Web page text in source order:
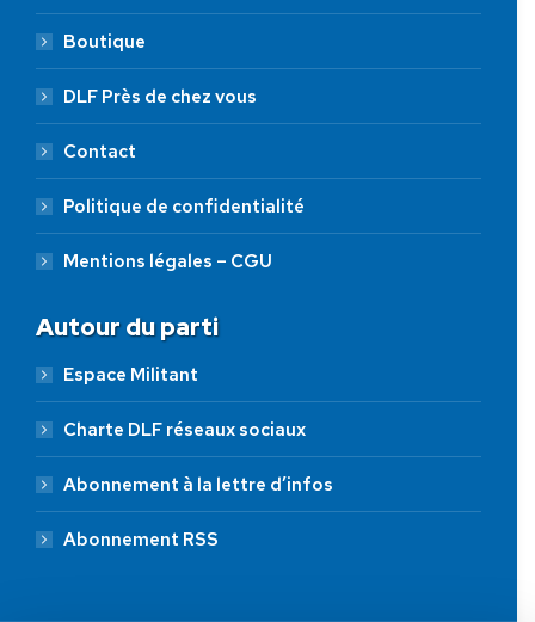
Boutique
DLF Près de chez vous
Contact
Politique de confidentialité
Mentions légales – CGU
Autour du parti
Espace Militant
Charte DLF réseaux sociaux
Abonnement à la lettre d’infos
Abonnement RSS